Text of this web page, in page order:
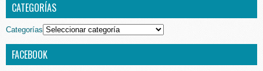
CATEGORÍAS
Categorías
FACEBOOK